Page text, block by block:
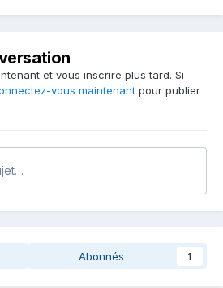
et vous inscrire plus tard. Si
vous maintenant pour publier
Abonnés 1